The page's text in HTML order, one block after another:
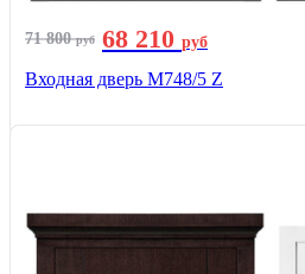
71 800руб 68 210 руб
Входная дверь М748/5 Z